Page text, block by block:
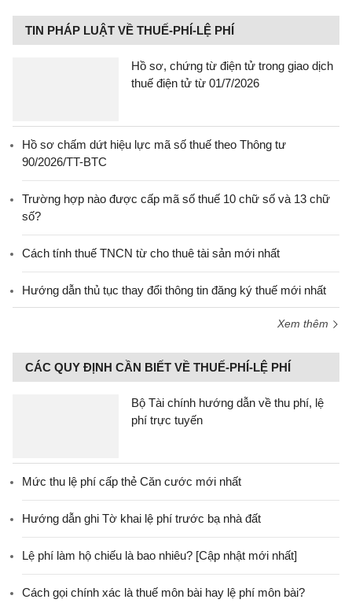
TIN PHÁP LUẬT VỀ THUẾ-PHÍ-LỆ PHÍ
Hồ sơ, chứng từ điện tử trong giao dịch
thuế điện tử từ 01/7/2026
Hồ sơ chấm dứt hiệu lực mã số thuế theo Thông tư
90/2026/TT-BTC
Trường hợp nào được cấp mã số thuế 10 chữ số và 13 chữ
số?
Cách tính thuế TNCN từ cho thuê tài sản mới nhất
Hướng dẫn thủ tục thay đổi thông tin đăng ký thuế mới nhất
Xem thêm
CÁC QUY ĐỊNH CẦN BIẾT VỀ THUẾ-PHÍ-LỆ PHÍ
Bộ Tài chính hướng dẫn về thu phí, lệ
phí trực tuyến
Mức thu lệ phí cấp thẻ Căn cước mới nhất
Hướng dẫn ghi Tờ khai lệ phí trước bạ nhà đất
Lệ phí làm hộ chiếu là bao nhiêu? [Cập nhật mới nhất]
Cách gọi chính xác là thuế môn bài hay lệ phí môn bài?